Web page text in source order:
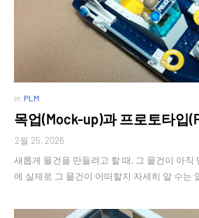
in PLM
목업(Mock-up)과 프로토타입
2월 25, 2026
새롭게 물건을 만들려고 할 때, 그 물건이 아직
에 실제로 그 물건이 어떠할지 자세히 알 수는